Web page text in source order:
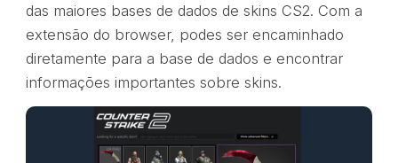
das maiores bases de dados de skins CS2. Com a
extensão do browser, podes ser encaminhado
diretamente para a base de dados e encontrar
informações importantes sobre skins.